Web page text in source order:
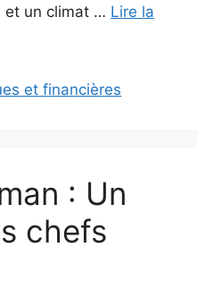
et un climat … Lire la
et financières
: Un
chefs